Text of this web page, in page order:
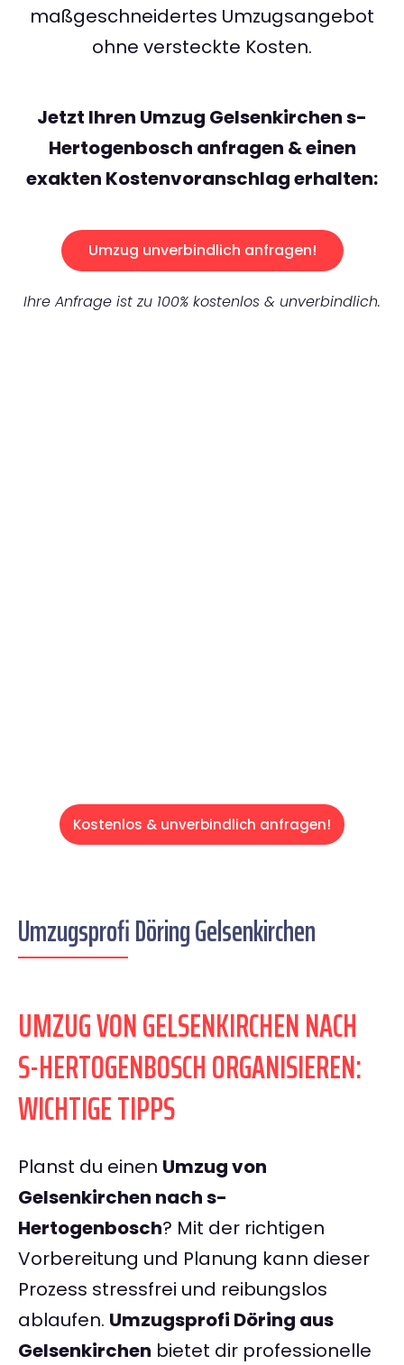
maßgeschneidertes Umzugsangebot
ohne versteckte Kosten.
Jetzt Ihren Umzug Gelsenkirchen s-
Hertogenbosch anfragen & einen
exakten Kostenvoranschlag erhalten:
Umzug unverbindlich anfragen!
Ihre Anfrage ist zu 100% kostenlos & unverbindlich.
Kostenlos & unverbindlich anfragen!
Umzugsprofi Döring Gelsenkirchen
UMZUG VON GELSENKIRCHEN NACH
S-HERTOGENBOSCH ORGANISIEREN:
WICHTIGE TIPPS
Planst du einen Umzug von
Gelsenkirchen nach s-
Hertogenbosch? Mit der richtigen
Vorbereitung und Planung kann dieser
Prozess stressfrei und reibungslos
ablaufen. Umzugsprofi Döring aus
Gelsenkirchen bietet dir professionelle